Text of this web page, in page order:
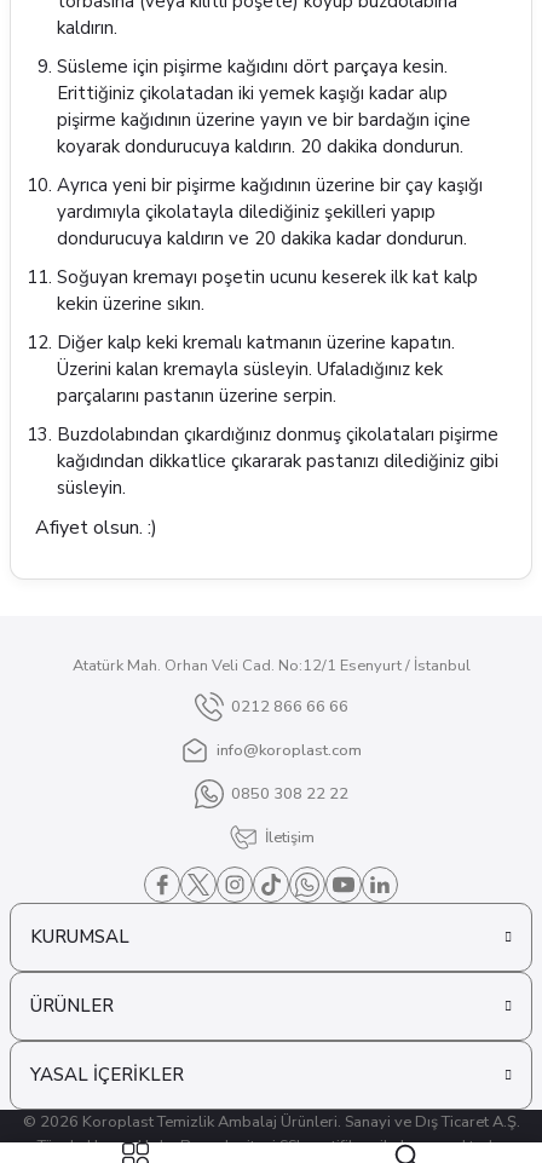
kaldırın.
Süsleme için pişirme kağıdını dört parçaya kesin.
Erittiğiniz çikolatadan iki yemek kaşığı kadar alıp
pişirme kağıdının üzerine yayın ve bir bardağın içine
koyarak dondurucuya kaldırın. 20 dakika dondurun.
Ayrıca yeni bir pişirme kağıdının üzerine bir çay kaşığı
yardımıyla çikolatayla dilediğiniz şekilleri yapıp
dondurucuya kaldırın ve 20 dakika kadar dondurun.
Soğuyan kremayı poşetin ucunu keserek ilk kat kalp
kekin üzerine sıkın.
Diğer kalp keki kremalı katmanın üzerine kapatın.
Üzerini kalan kremayla süsleyin. Ufaladığınız kek
parçalarını pastanın üzerine serpin.
Buzdolabından çıkardığınız donmuş çikolataları pişirme
kağıdından dikkatlice çıkararak pastanızı dilediğiniz gibi
süsleyin.
Afiyet olsun. :)
Atatürk Mah. Orhan Veli Cad. No:12/1 Esenyurt / İstanbul
0212 866 66 66
info@koroplast.com
0850 308 22 22
İletişim
KURUMSAL
ÜRÜNLER
YASAL İÇERİKLER
© 2026 Koroplast Temizlik Ambalaj Ürünleri. Sanayi ve Dış Ticaret A.Ş.
Tüm hakları saklıdır. Bu web sitesi SSL sertifikası ile korunmaktadır.